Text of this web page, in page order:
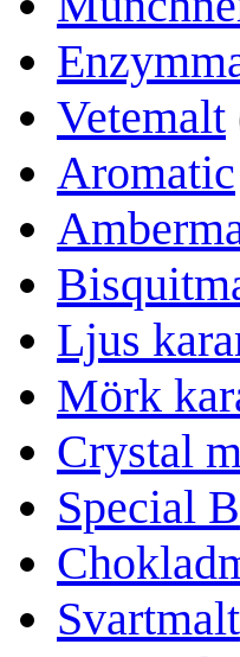
Vetemalt
Aromatic
Ljus
Mörk
Crystal
Special B
Svartmalt